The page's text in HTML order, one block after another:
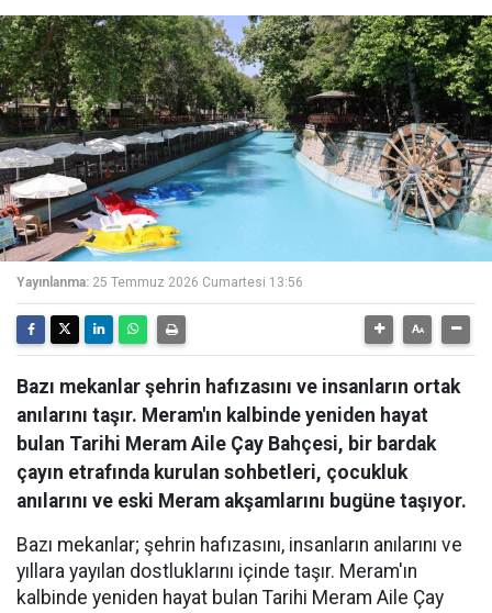
Yayınlanma: 25 Temmuz 2026 Cumartesi 13:56
Bazı mekanlar şehrin hafızasını ve insanların ortak
anılarını taşır. Meram'ın kalbinde yeniden hayat
bulan Tarihi Meram Aile Çay Bahçesi, bir bardak
çayın etrafında kurulan sohbetleri, çocukluk
anılarını ve eski Meram akşamlarını bugüne taşıyor.
Bazı mekanlar; şehrin hafızasını, insanların anılarını ve
yıllara yayılan dostluklarını içinde taşır. Meram'ın
kalbinde yeniden hayat bulan Tarihi Meram Aile Çay